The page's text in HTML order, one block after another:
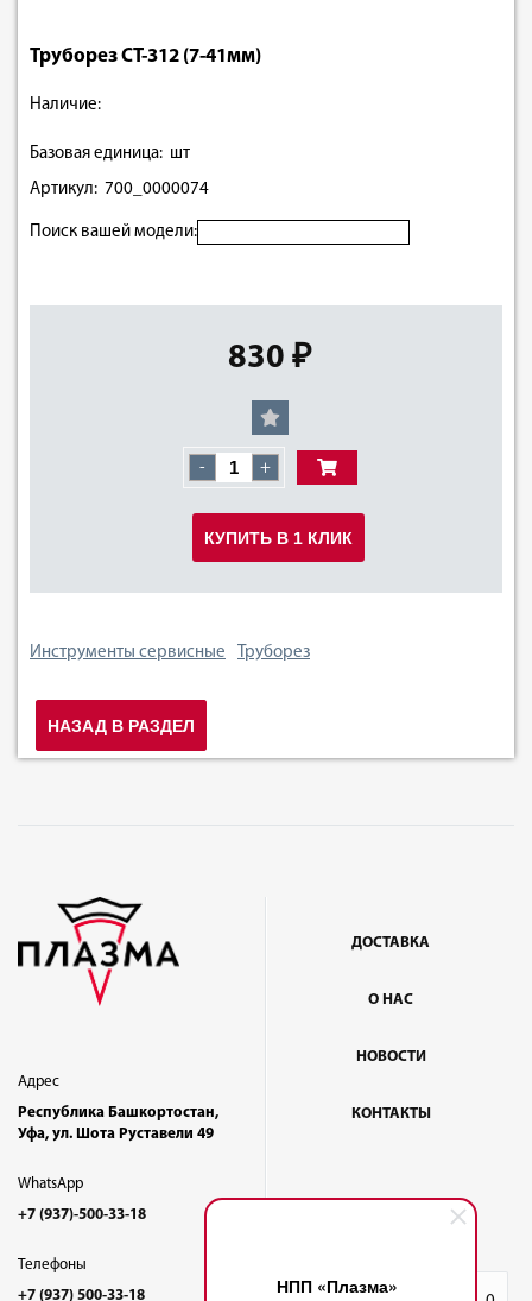
НПП «Плазма»
Труборез СТ-312 (7-41мм)
Наличие:
Базовая единица: шт
Артикул: 700_0000074
Поиск вашей модели:
830 ₽
- +
КУПИТЬ В 1 КЛИК
Инструменты сервисные Труборез
НАЗАД В РАЗДЕЛ
Адрес
Республика Башкортостан,
Уфа, ул. Шота Руставели 49
WhatsApp
+7 (937)-500-33-18
Телефоны
+7 (937) 500-33-18
ДОСТАВКА
О НАС
НОВОСТИ
КОНТАКТЫ